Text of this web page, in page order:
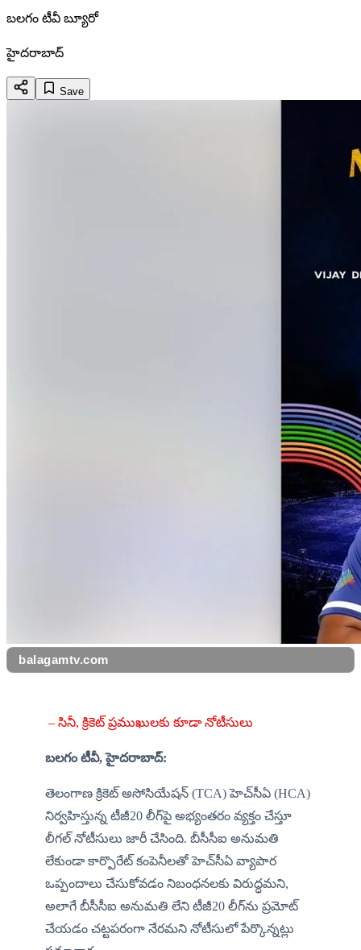
బలగం టీవీ బ్యూరో
హైదరాబాద్
Save
balagamtv.com
– సినీ, క్రికెట్ ప్రముఖులకు కూడా నోటీసులు
బలగం టీవీ, హైదరాబాద్‌‌:
తెలంగాణ క్రికెట్ అసోసియేషన్ (TCA) హెచ్‌సీఏ (HCA)
నిర్వహిస్తున్న టీజీ20 లీగ్‌పై అభ్యంతరం వ్యక్తం చేస్తూ
లీగల్ నోటీసులు జారీ చేసింది. బీసీసీఐ అనుమతి
లేకుండా కార్పొరేట్ కంపెనీలతో హెచ్‌సీఏ వ్యాపార
ఒప్పందాలు చేసుకోవడం నిబంధనలకు విరుద్ధమని,
అలాగే బీసీసీఐ అనుమతి లేని టీజీ20 లీగ్‌ను ప్రమోట్
చేయడం చట్టపరంగా నేరమని నోటీసులో పేర్కొన్నట్లు